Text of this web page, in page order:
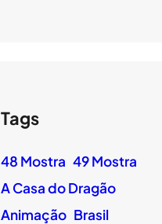
Tags
48 Mostra 49 Mostra
A Casa do Dragão
Animação Brasil